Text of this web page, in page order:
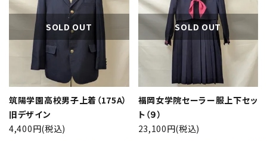
SOLD OUT
筑陽学園高校男子上着（175A）
旧デザイン
4,400円(税込)
SOLD OUT
福岡女学院セーラー服上下セッ
ト（９）
23,100円(税込)